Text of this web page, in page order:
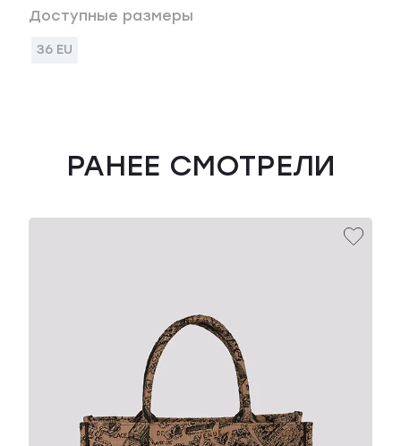
Доступные размеры
36 EU
РАНЕЕ СМОТРЕЛИ